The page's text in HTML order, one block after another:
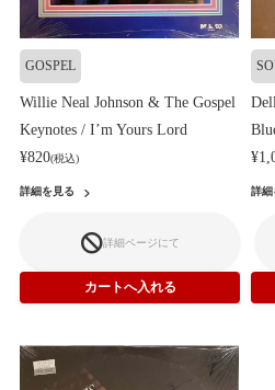
GOSPEL
Willie Neal Johnson & The Gospel
Keynotes / I’m Yours Lord
¥820(税込)
詳細を見る
詳細ページにて
詳細